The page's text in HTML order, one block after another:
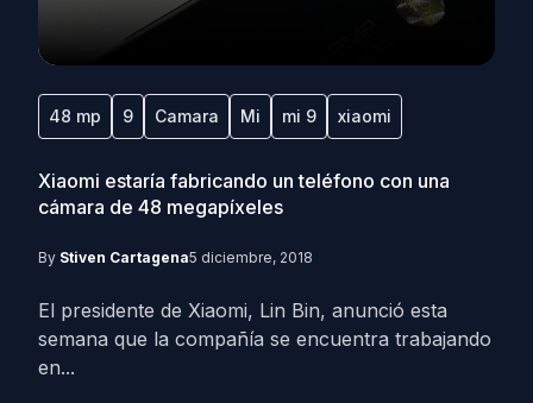
48 mp 9 Camara Mi mi 9 xiaomi
Xiaomi estaría fabricando un teléfono con una
cámara de 48 megapíxeles
By Stiven Cartagena5 diciembre, 2018
El presidente de Xiaomi, Lin Bin, anunció esta
semana que la compañía se encuentra trabajando
en...